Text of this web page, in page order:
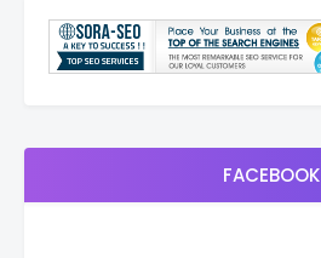
FACEBOOK